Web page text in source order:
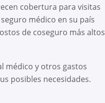
cobertura para visitas
médico en su país
de coseguro más altos
médico y otros gastos
posibles necesidades.